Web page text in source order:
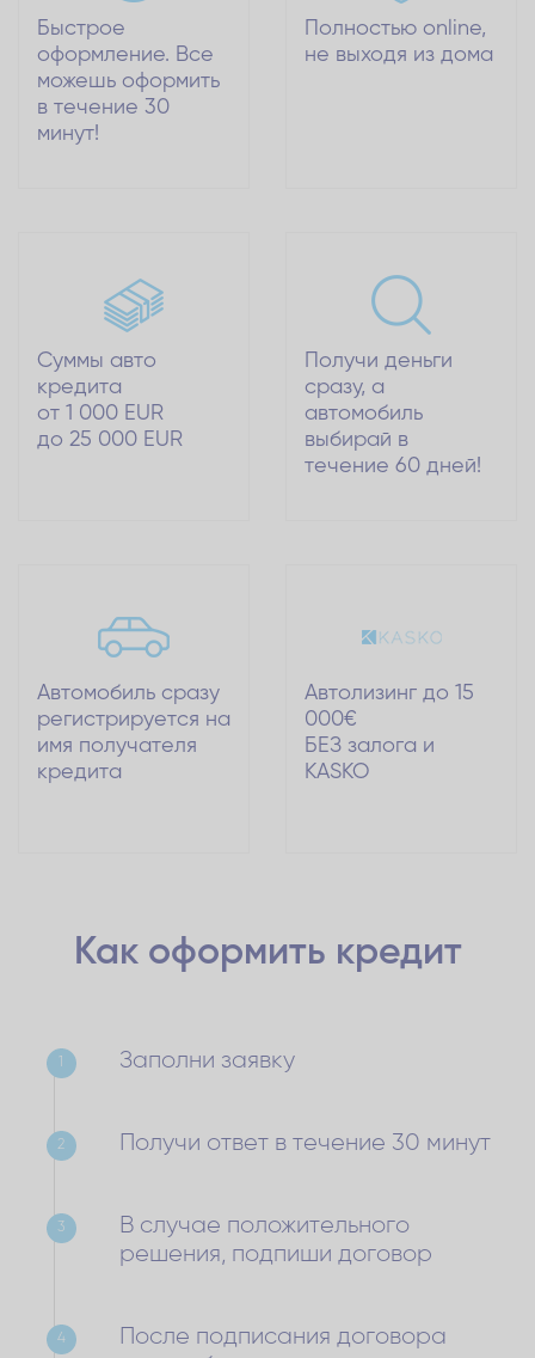
Быстрое
оформление. Все
можешь оформить
в течение 30
минут!
Полностью online,
не выходя из дома
Суммы авто
кредита
от 1 000 EUR
до 25 000 EUR
Получи деньги
сразу, а
автомобиль
выбирай в
течение 60 дней!
Автомобиль сразу
регистрируется на
имя получателя
кредита
Автолизинг до 15
000€
БЕЗ залога и
KASKO
Как оформить кредит
Заполни заявку
2 Получи ответ в течение 30 минут
3
В случае положительного
решения, подпиши договор
4
После подписания договора